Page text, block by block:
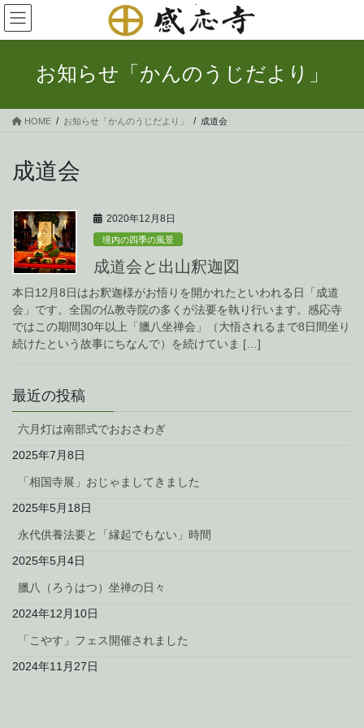
コ
ン
テ
ス
ナ
ビ
ゲ
ン
お知らせ「かんのうじだより」
HOME お知らせ「かんのうじだより」 成道会
成道会
2020年12月8日
境内の四季の風景
成道会と出山釈迦図
本日12月8日はお釈迦様がお悟りを開かれたといわれる日「成道
会」です。全国の仏教寺院の多くが法要を執り行います。感応寺
ではこの期間30年以上「臘八坐禅会」（大悟されるまで8日間坐り
続けたという故事にちなんで）を続けていま […]
最近の投稿
六月灯は南部式でおおさわぎ
2025年7月8日
「相国寺展」おじゃましてきました
2025年5月18日
永代供養法要と「縁起でもない」時間
2025年5月4日
臘八（ろうはつ）坐禅の日々
2024年12月10日
「こやす」フェス開催されました
2024年11月27日